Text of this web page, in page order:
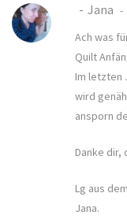
Jana
Ach was
Quilt
Im letzten
wird
ansporn
Danke dir,
Lg aus
Jana.